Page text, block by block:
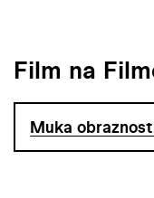
Film na
Muka